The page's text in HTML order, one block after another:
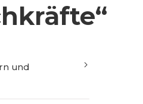
und